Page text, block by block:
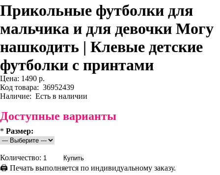
Прикольные футболки для
мальчика и для девочки Могу
нашкодить | Клевые детские
футболки с принтами
Цена: 1490 р.
Код товара: 36952439
Наличие: Есть в наличии
Доступные варианты
* Размер:
Количество:
🖨 Печать выполняется по индивидуальному заказу.